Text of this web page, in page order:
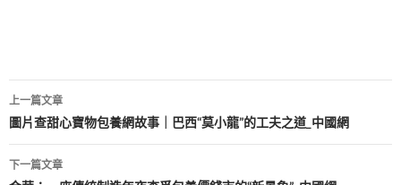
文
章
導
上一篇文章
圖片查甜心寶物包養網故事｜巴西“莫小龍”的工夫之道_中國網
下一篇文章